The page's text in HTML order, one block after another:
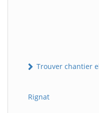
Trouver chantier
Rignat